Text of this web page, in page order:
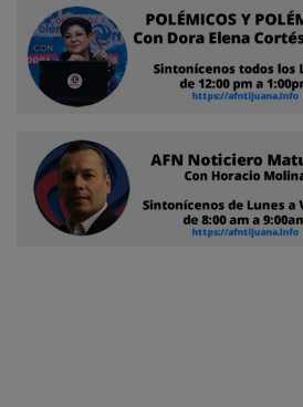
AFN
Ventas
Contacto
Reportero
Ciudadano